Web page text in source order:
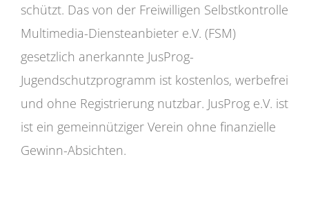
schützt. Das von der Freiwilligen Selbstkontrolle
Multimedia-Diensteanbieter e.V. (FSM)
gesetzlich anerkannte JusProg-
Jugendschutzprogramm ist kostenlos, werbefrei
und ohne Registrierung nutzbar. JusProg e.V. ist
ist ein gemeinnütziger Verein ohne finanzielle
Gewinn-Absichten.